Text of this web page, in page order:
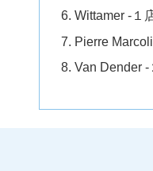
Wittamer -１
Pierre
Van Dender -